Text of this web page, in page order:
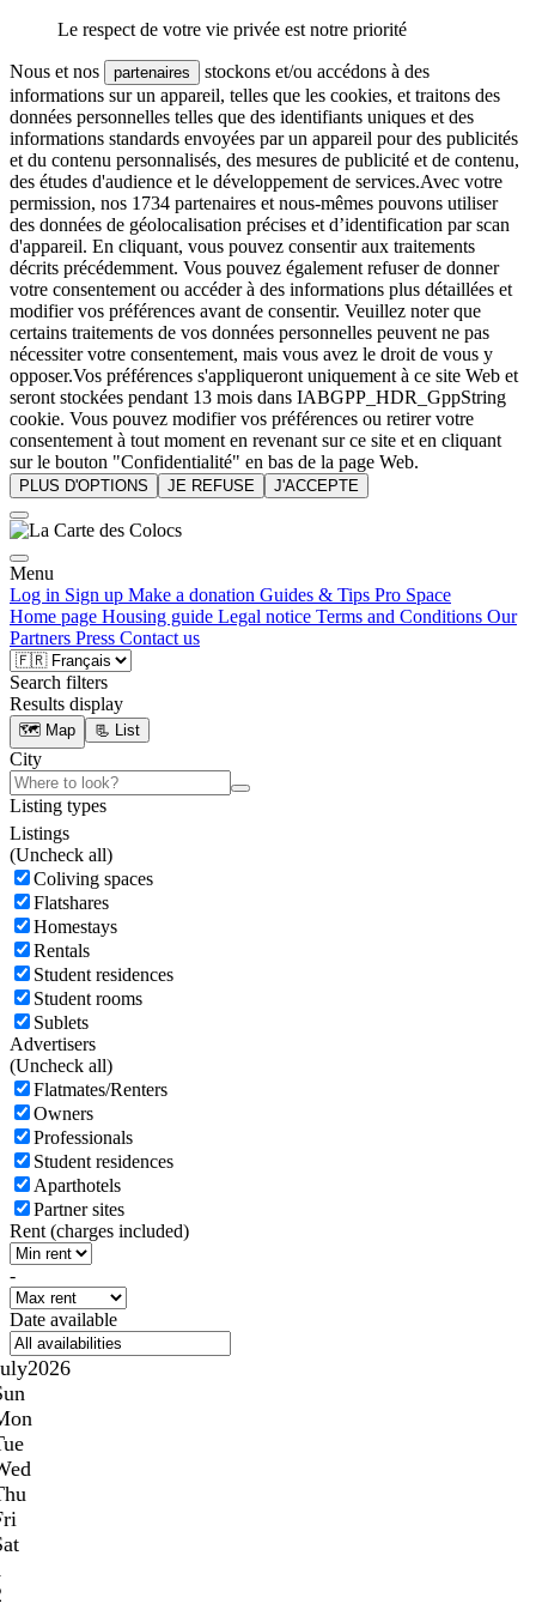
Le respect de votre vie privée est notre priorité
Nous et nos partenaires
stockons et/ou accédons à des
informations sur un appareil, telles que les cookies, et traitons des
données personnelles telles que des identifiants uniques et des
informations standards envoyées par un appareil pour des publicités
et du contenu personnalisés, des mesures de publicité et de contenu,
des études d'audience et le développement de services.Avec votre
permission, nos 1734 partenaires et nous-mêmes pouvons utiliser
des données de géolocalisation précises et d’identification par scan
d'appareil. En cliquant, vous pouvez consentir aux traitements
décrits précédemment. Vous pouvez également refuser de donner
votre consentement ou accéder à des informations plus détaillées et
modifier vos préférences avant de consentir. Veuillez noter que
certains traitements de vos données personnelles peuvent ne pas
nécessiter votre consentement, mais vous avez le droit de vous y
opposer.Vos préférences s'appliqueront uniquement à ce site Web et
seront stockées pendant 13 mois dans IABGPP_HDR_GppString
cookie. Vous pouvez modifier vos préférences ou retirer votre
consentement à tout moment en revenant sur ce site et en cliquant
sur le bouton "Confidentialité" en bas de la page Web.
PLUS D'OPTIONS JE REFUSE J'ACCEPTE
Menu
Log in Sign up Make a donation Guides & Tips Pro Space
Home page Housing guide Legal notice Terms and Conditions Our
Partners Press Contact us
Search filters
Results display
🗺️ Map 📃 List
City
Listing types
Listings
(Uncheck all)
Coliving spaces
Flatshares
Homestays
Rentals
Student residences
Student rooms
Sublets
Advertisers
(Uncheck all)
Flatmates/Renters
Owners
Professionals
Student residences
Aparthotels
Partner sites
Rent (charges included)
-
Date available
2026